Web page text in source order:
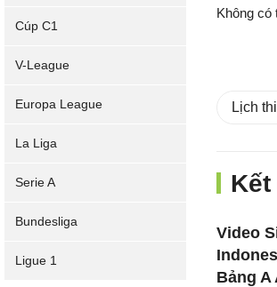
Cúp C1
V-League
Europa League
La Liga
Serie A
Bundesliga
Ligue 1
Không có
Lịch
Video
Bảng A